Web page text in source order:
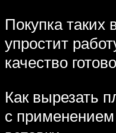
Покупка таких
упростит
качество
Как вырезать
с